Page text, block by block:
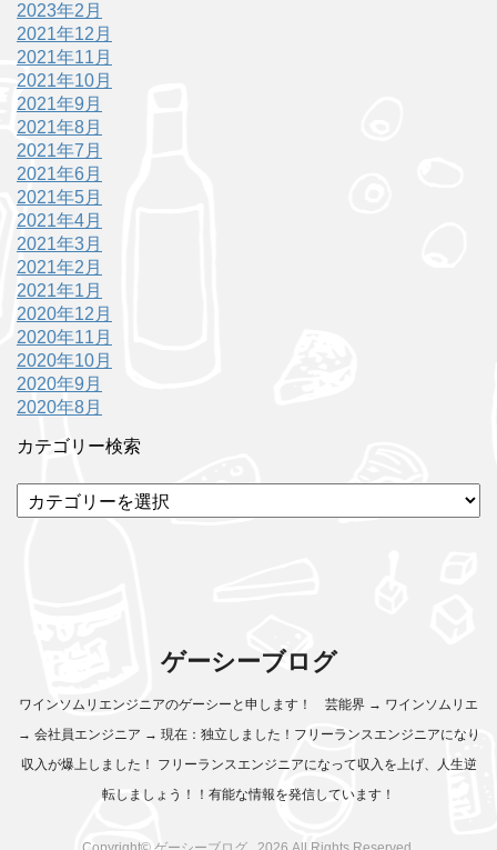
2023年2月
2021年12月
2021年11月
2021年10月
2021年9月
2021年8月
2021年7月
2021年6月
2021年5月
2021年4月
2021年3月
2021年2月
2021年1月
2020年12月
2020年11月
2020年10月
2020年9月
2020年8月
カテゴリー検索
テ
ゲーシーブログ
ワインソムリエンジニアのゲーシーと申します！ 芸能界 → ワインソムリエ
→ 会社員エンジニア → 現在：独立しました！フリーランスエンジニアになり
収入が爆上しました！ フリーランスエンジニアになって収入を上げ、人生逆
転しましょう！！有能な情報を発信しています！